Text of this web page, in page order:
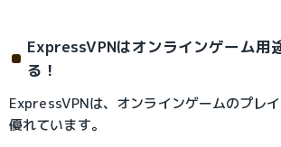
ExpressVPNはオンラインゲーム用
る！
ExpressVPNは、オンラインゲームのプレ
優れています。